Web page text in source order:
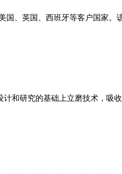
国、英国、西班牙等客户国家
和研究的基础上立磨技术，